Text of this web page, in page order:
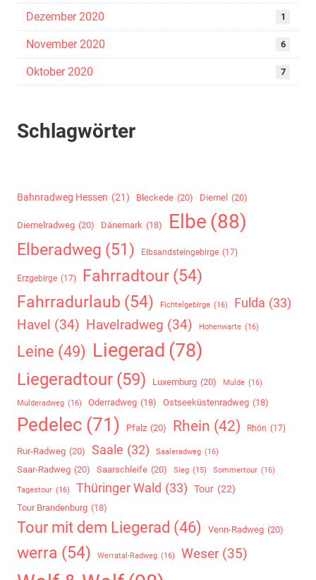
Dezember 2020 1
November 2020 6
Oktober 2020 7
Schlagwörter
Bahnradweg Hessen (21) Bleckede (20) Diemel (20)
Diemelradweg (20) Dänemark (18) Elbe (88)
Elberadweg (51) Elbsandsteingebirge (17)
Erzgebirge (17) Fahrradtour (54)
Fahrradurlaub (54) Fichtelgebirge (16) Fulda (33)
Havel (34) Havelradweg (34) Hohenwarte (16)
Leine (49) Liegerad (78)
Liegeradtour (59) Luxemburg (20) Mulde (16)
Mulderadweg (16) Oderradweg (18) Ostseeküstenradweg (18)
Pedelec (71) Pfalz (20) Rhein (42) Rhön (17)
Rur-Radweg (20) Saale (32) Saaleradweg (16)
Saar-Radweg (20) Saarschleife (20) Sieg (15) Sommertour (16)
Tagestour (16) Thüringer Wald (33) Tour (22)
Tour Brandenburg (18)
Tour mit dem Liegerad (46) Venn-Radweg (20)
werra (54) Werratal-Radweg (16) Weser (35)